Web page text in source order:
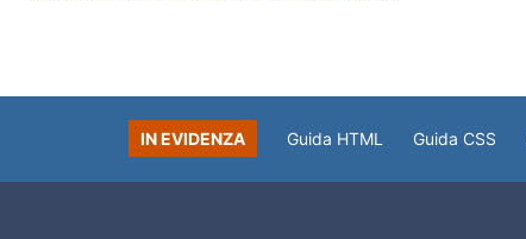
IN EVIDENZA Guida HTML Guida CSS